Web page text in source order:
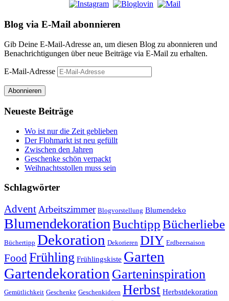
Blog via E-Mail abonnieren
Gib Deine E-Mail-Adresse an, um diesen Blog zu abonnieren und
Benachrichtigungen über neue Beiträge via E-Mail zu erhalten.
E-Mail-Adresse
Abonnieren
Neueste Beiträge
Wo ist nur die Zeit geblieben
Der Flohmarkt ist neu gefüllt
Zwischen den Jahren
Geschenke schön verpackt
Weihnachtsstollen muss sein
Schlagwörter
Advent Arbeitszimmer Blogvorstellung Blumendeko
Blumendekoration BuchtippBücherliebe
Büchertipp Dekoration Dekorieren DIY Erdbeersaison
FoodFrühling Frühlingskiste Garten
Gartendekoration Garteninspiration
Gemütlichkeit Geschenke Geschenkideen Herbst Herbstdekoration